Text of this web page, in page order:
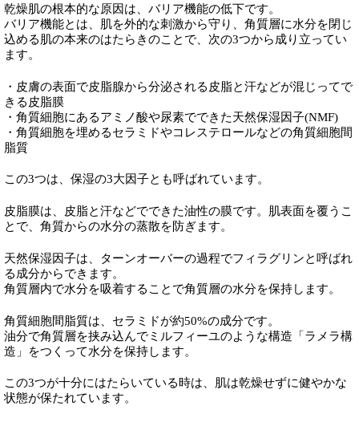
乾燥肌の根本的な原因は、バリア機能の低下です。
バリア機能とは、肌を外的な刺激から守り、角質層に水分を閉じ
込める肌の本来のはたらきのことで、次の3つから成り立ってい
ます。
・皮膚の表面で皮脂腺から分泌される皮脂と汗などが混じってで
きる皮脂膜
・角質細胞にあるアミノ酸や尿素でできた天然保湿因子(NMF)
・角質細胞を埋めるセラミドやコレステロールなどの角質細胞間
脂質
この3つは、保湿の3大因子とも呼ばれています。
皮脂膜は、皮脂と汗などでできた油性の膜です。肌表面を覆うこ
とで、角質からの水分の蒸散を防ぎます。
天然保湿因子は、ターンオーバーの過程でフィラグリンと呼ばれ
る成分からできます。
角質層内で水分を吸着することで角質層の水分を保持します。
角質細胞間脂質は、セラミドが約50%の成分です。
油分で角質層を挟み込んでミルフィーユのような構造「ラメラ構
造」をつくって水分を保持します。
この3つが十分にはたらいている時は、肌は乾燥せずに健やかな
状態が保たれています。